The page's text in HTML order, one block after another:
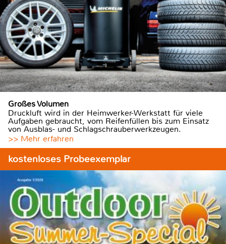
Großes Volumen
Druckluft wird in der Heimwerker-Werkstatt für viele
Aufgaben gebraucht, vom Reifenfüllen bis zum Einsatz
von Ausblas- und Schlagschrauberwerkzeugen.
>> Mehr erfahren
kostenloses Probeexemplar